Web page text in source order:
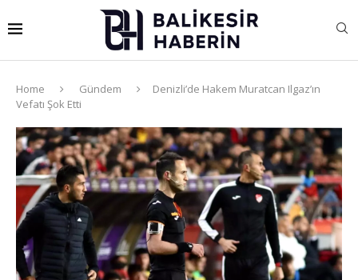
Home Gündem
Denizli’de Hakem Muratcan Ilgaz’ın
Vefatı Şok Etti